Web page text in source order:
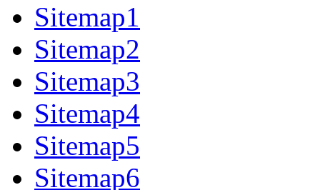
Sitemap1
Sitemap2
Sitemap3
Sitemap4
Sitemap5
Sitemap6